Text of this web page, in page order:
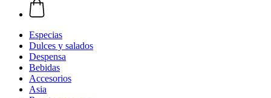
Especias
Dulces y salados
Despensa
Bebidas
Accesorios
Asia